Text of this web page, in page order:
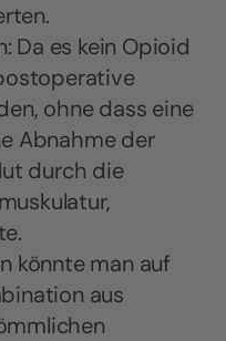
Da es kein Opioid
ohne dass eine
Abnahme der
durch die
könnte man auf
aus